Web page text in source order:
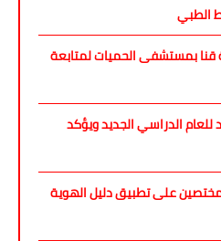
الطبي
بمستشفى الحميات لمتابعة
للعام الدراسي الجديد ويؤكد
على تطبيق دليل الهوية